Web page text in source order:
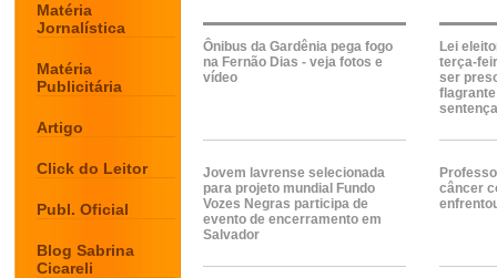
Matéria
Jornalística
Matéria
Publicitária
Artigo
Click do Leitor
Publ. Oficial
Blog Sabrina
Cicareli
Ônibus da Gardênia pega fogo
na Fernão Dias - veja fotos e
vídeo
Lei
terça-
ser
sentença
Jovem lavrense selecionada
para projeto mundial Fundo
Vozes Negras participa de
evento de encerramento em
Salvador
câncer